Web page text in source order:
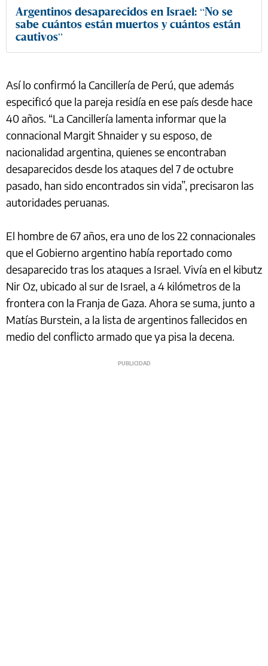
Argentinos desaparecidos en Israel: “No se
sabe cuántos están muertos y cuántos están
cautivos”
Así lo confirmó la Cancillería de Perú, que además
especificó que la pareja residía en ese país desde hace
40 años. “La Cancillería lamenta informar que la
connacional Margit Shnaider y su esposo, de
nacionalidad argentina, quienes se encontraban
desaparecidos desde los ataques del 7 de octubre
pasado, han sido encontrados sin vida”, precisaron las
autoridades peruanas.
El hombre de 67 años, era uno de los 22 connacionales
que el Gobierno argentino había reportado como
desaparecido tras los ataques a Israel. Vivía en el kibutz
Nir Oz, ubicado al sur de Israel, a 4 kilómetros de la
frontera con la Franja de Gaza. Ahora se suma, junto a
Matías Burstein, a la lista de argentinos fallecidos en
medio del conflicto armado que ya pisa la decena.